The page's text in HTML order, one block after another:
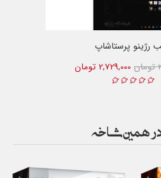
رژینو پرستاشاپ
2,729,000 تومان
همین شاخه